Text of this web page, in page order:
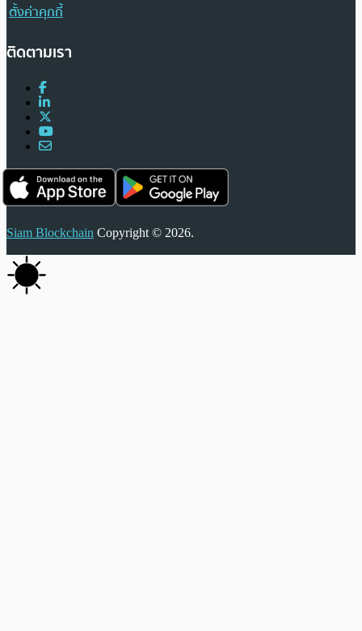
ตั้งค่าคุกกี้
ติดตามเรา
Siam Blockchain Copyright © 2026.